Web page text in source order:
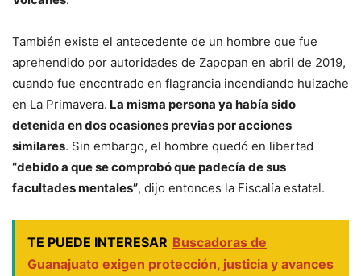
También existe el antecedente de un hombre que fue
aprehendido por autoridades de Zapopan en abril de 2019,
cuando fue encontrado en flagrancia incendiando huizache
en La Primavera. La misma persona ya había sido
detenida en dos ocasiones previas por acciones
similares. Sin embargo, el hombre quedó en libertad
“debido a que se comprobó que padecía de sus
facultades mentales”, dijo entonces la Fiscalía estatal.
TE PUEDE INTERESAR Buscadoras de
Guanajuato exigen protección, justicia y avances